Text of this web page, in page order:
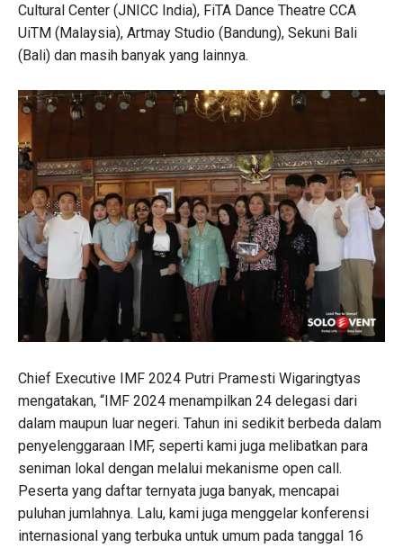
Cultural Center (JNICC India), FiTA Dance Theatre CCA
UiTM (Malaysia), Artmay Studio (Bandung), Sekuni Bali
(Bali) dan masih banyak yang lainnya.
Chief Executive IMF 2024 Putri Pramesti Wigaringtyas
mengatakan, “IMF 2024 menampilkan 24 delegasi dari
dalam maupun luar negeri. Tahun ini sedikit berbeda dalam
penyelenggaraan IMF, seperti kami juga melibatkan para
seniman lokal dengan melalui mekanisme open call.
Peserta yang daftar ternyata juga banyak, mencapai
puluhan jumlahnya. Lalu, kami juga menggelar konferensi
internasional yang terbuka untuk umum pada tanggal 16